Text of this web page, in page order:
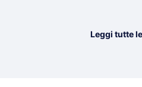
Leggi tutte